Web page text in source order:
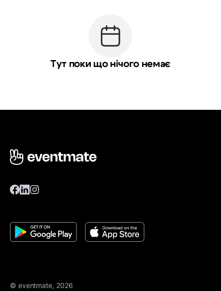
Тут поки що нічого немає
© eventmate, 2026